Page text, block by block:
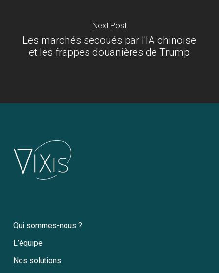
Next Post
Les marchés secoués par l'IA chinoise
et les frappes douanières de Trump
Qui sommes-nous ?
L’équipe
Nos solutions